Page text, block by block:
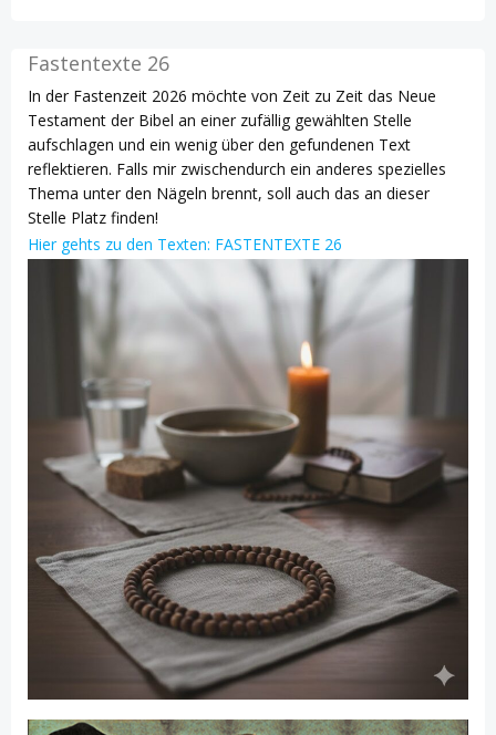
Fastentexte 26
In der Fastenzeit 2026 möchte von Zeit zu Zeit das Neue
Testament der Bibel an einer zufällig gewählten Stelle
aufschlagen und ein wenig über den gefundenen Text
reflektieren. Falls mir zwischendurch ein anderes spezielles
Thema unter den Nägeln brennt, soll auch das an dieser
Stelle Platz finden!
Hier gehts zu den Texten: FASTENTEXTE 26